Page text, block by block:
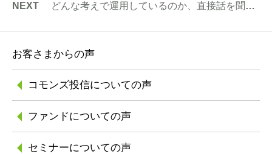
NEXT
どんな考えで運用しているのか、直接話を聞けてよかったです。
お客さまからの声
コモンズ投信についての声
ファンドについての声
セミナーについての声